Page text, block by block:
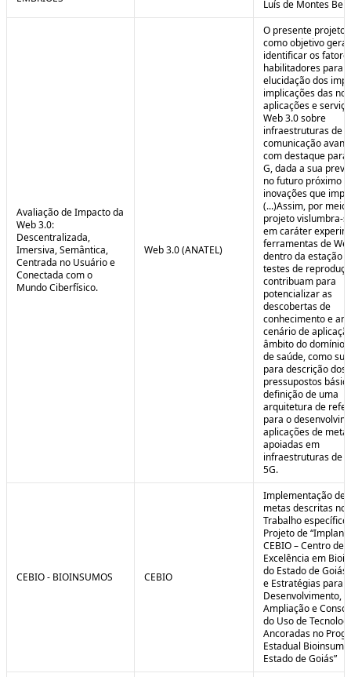
Luís de Montes
Avaliação de Impacto da
Web 3.0:
Descentralizada,
Imersiva, Semântica,
Centrada no Usuário e
Conectada com o
Mundo Ciberfísico.
Web 3.0 (ANATEL)
O presente projeto
como objetivo geral
identificar os
habilitadores para a
elucidação dos
implicações das
aplicações e
Web 3.0 sobre
infraestruturas de
comunicação
com destaque para
G, dada a sua
no futuro próximo
inovações que
(...)Assim, por meio
projeto vislumbra-
em caráter
ferramentas de
dentro da estação
testes de
contribuam para
potencializar as
descobertas de
conhecimento e
cenário de
âmbito do domínio
de saúde, como
para descrição dos
pressupostos
definição de uma
arquitetura de
para o
aplicações de
apoiadas em
infraestruturas de
5G.
CEBIO - BIOINSUMOS CEBIO
Implementação de
metas descritas no
Trabalho específico
Projeto de
CEBIO – Centro de
Excelência em
do Estado de Goiás
e Estratégias para o
Desenvolvimento,
Ampliação e
do Uso de
Ancoradas no
Estadual
Estado de Goiás”